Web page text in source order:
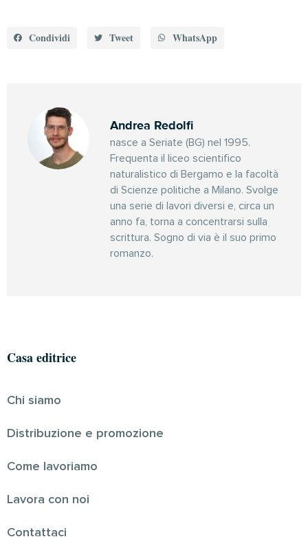
Condividi Tweet WhatsApp
Andrea Redolfi
nasce a Seriate (BG) nel 1995.
Frequenta il liceo scientifico
naturalistico di Bergamo e la facoltà
di Scienze politiche a Milano. Svolge
una serie di lavori diversi e, circa un
anno fa, torna a concentrarsi sulla
scrittura. Sogno di via è il suo primo
romanzo.
Casa editrice
Chi siamo
Distribuzione e promozione
Come lavoriamo
Lavora con noi
Contattaci